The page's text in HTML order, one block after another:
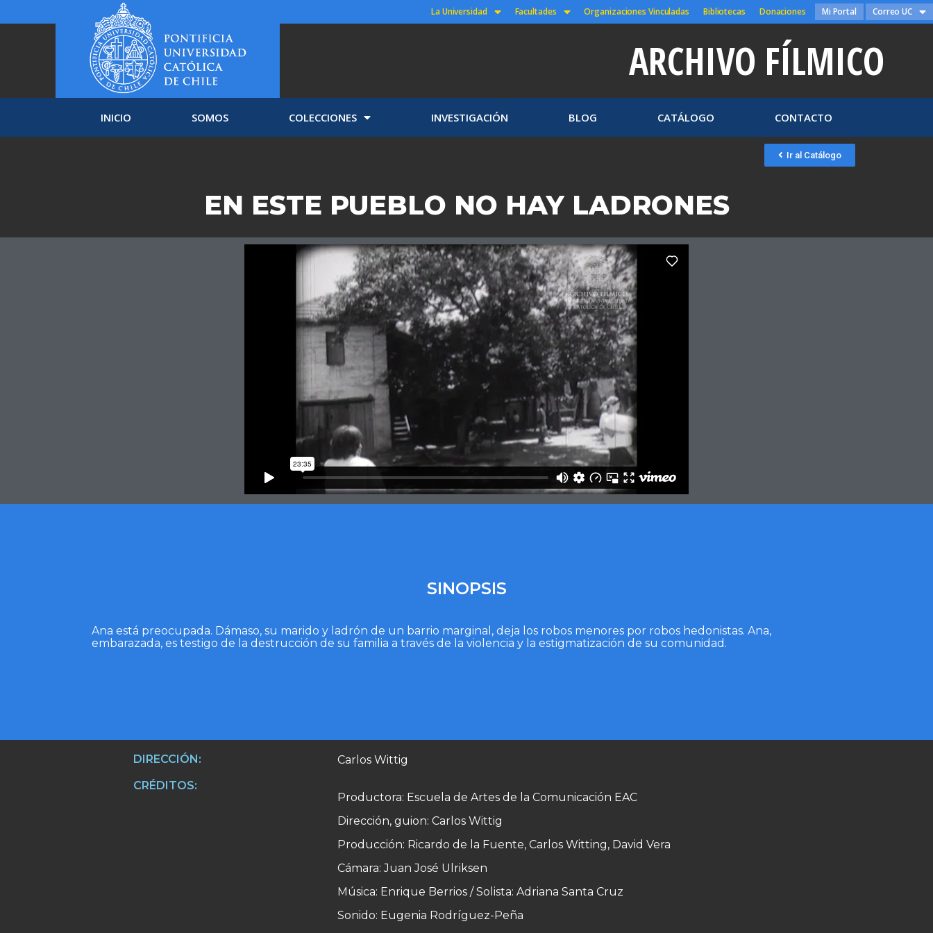
La Universidad Facultades Organizaciones Vinculadas Bibliotecas Donaciones Mi Portal Correo UC
ARCHIVO FÍLMICO
INICIO SOMOS COLECCIONES INVESTIGACIÓN BLOG CATÁLOGO CONTACTO
Ir al Catálogo
EN ESTE PUEBLO NO HAY LADRONES
SINOPSIS
Ana está preocupada. Dámaso, su marido y ladrón de un barrio marginal, deja los robos menores por robos hedonistas. Ana,
embarazada, es testigo de la destrucción de su familia a través de la violencia y la estigmatización de su comunidad.
DIRECCIÓN:
Carlos Wittig
CRÉDITOS:
Productora: Escuela de Artes de la Comunicación EAC
Dirección, guion: Carlos Wittig
Producción: Ricardo de la Fuente, Carlos Witting, David Vera
Cámara: Juan José Ulriksen
Música: Enrique Berrios / Solista: Adriana Santa Cruz
Sonido: Eugenia Rodríguez-Peña